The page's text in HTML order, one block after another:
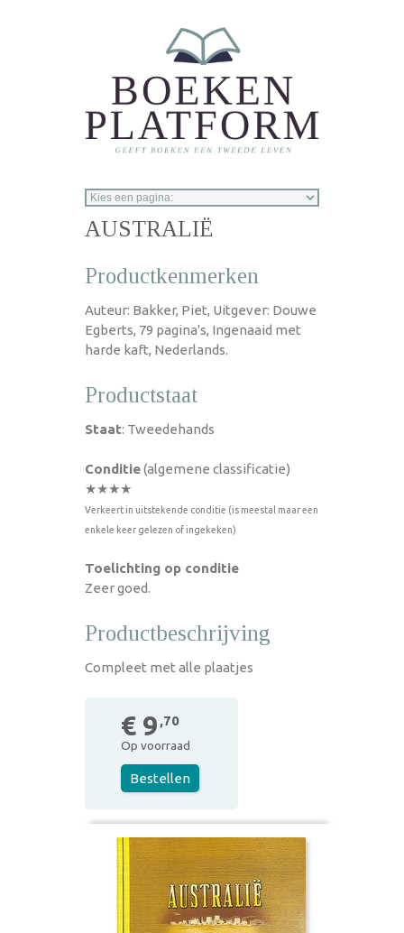
AUSTRALIË
Productkenmerken
Auteur: Bakker, Piet, Uitgever: Douwe
Egberts, 79 pagina's, Ingenaaid met
harde kaft, Nederlands.
Productstaat
Staat: Tweedehands
Conditie(algemene classificatie)
★★★★
Verkeert in uitstekende conditie (is meestal maar een
enkele keer gelezen of ingekeken)
Toelichting op conditie
Zeer goed.
Productbeschrijving
Compleet met alle plaatjes
€ 9 ,70
Op voorraad
Bestellen